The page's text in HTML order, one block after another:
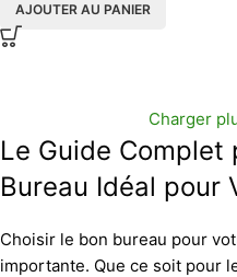
AJOUTER AU PANIER
Charger
Le Guide Complet
Bureau Idéal pour
Choisir le bon bureau pour
importante. Que ce soit pour